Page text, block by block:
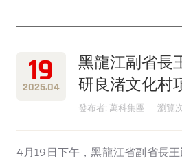
19
2025.04
黑龍江副省長
研良渚文化村
發布者: 萬科集團 瀏覽
4月19日下午，黑龍江省副省長